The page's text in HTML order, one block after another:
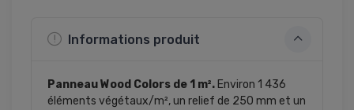
Informations produit
Panneau Wood Colors de 1 m². Environ 1 436
éléments végétaux/m², un relief de 250 mm et un